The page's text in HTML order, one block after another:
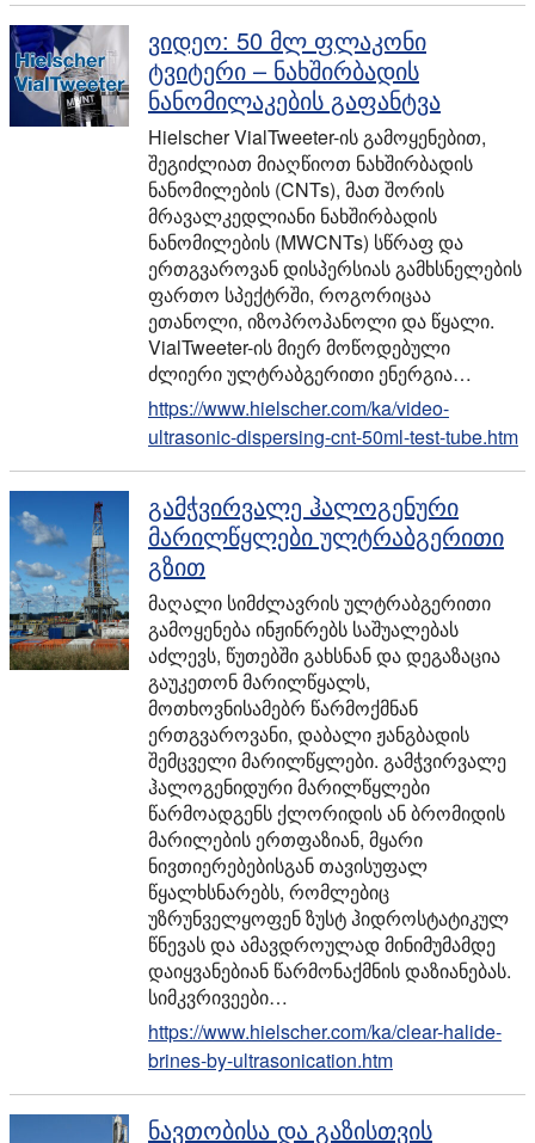
ვიდეო: 50 მლ ფლაკონი
ტვიტერი – ნახშირბადის
ნანომილაკების გაფანტვა
Hielscher VialTweeter-ის გამოყენებით,
შეგიძლიათ მიაღწიოთ ნახშირბადის
ნანომილების (CNTs), მათ შორის
მრავალკედლიანი ნახშირბადის
ნანომილების (MWCNTs) სწრაფ და
ერთგვაროვან დისპერსიას გამხსნელების
ფართო სპექტრში, როგორიცაა
ეთანოლი, იზოპროპანოლი და წყალი.
VialTweeter-ის მიერ მოწოდებული
ძლიერი ულტრაბგერითი ენერგია…
https://www.hielscher.com/ka/video-
ultrasonic-dispersing-cnt-50ml-test-tube.htm
გამჭვირვალე ჰალოგენური
მარილწყლები ულტრაბგერითი
გზით
მაღალი სიმძლავრის ულტრაბგერითი
გამოყენება ინჟინრებს საშუალებას
აძლევს, წუთებში გახსნან და დეგაზაცია
გაუკეთონ მარილწყალს,
მოთხოვნისამებრ წარმოქმნან
ერთგვაროვანი, დაბალი ჟანგბადის
შემცველი მარილწყლები. გამჭვირვალე
ჰალოგენიდური მარილწყლები
წარმოადგენს ქლორიდის ან ბრომიდის
მარილების ერთფაზიან, მყარი
ნივთიერებებისგან თავისუფალ
წყალხსნარებს, რომლებიც
უზრუნველყოფენ ზუსტ ჰიდროსტატიკულ
წნევას და ამავდროულად მინიმუმამდე
დაიყვანებიან წარმონაქმნის დაზიანებას.
სიმკვრივეები…
https://www.hielscher.com/ka/clear-halide-
brines-by-ultrasonication.htm
ნავთობისა და გაზისთვის